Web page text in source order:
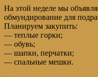
На этой неделе мы
обмундирование для
Планируем закупить:
— теплые горки;
— обувь;
— шапки, перчатки;
— спальные мешки.